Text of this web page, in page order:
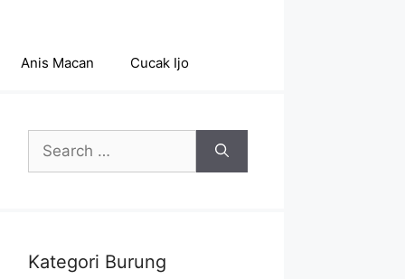
Anis Macan Cucak Ijo
Search
for:
Kategori Burung